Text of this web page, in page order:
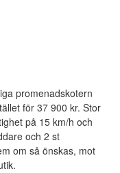
promenadskotern
för 37 900 kr. Stor
på 15 km/h och
och 2 st
om så önskas, mot